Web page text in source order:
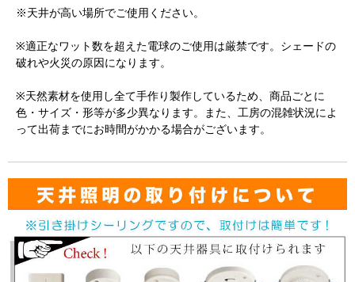
※天井が高い場所でご使用ください。
※適正なワット数を超えた電球のご使用は厳禁です。シェードの
破れや火災の原因になります。
※天然素材を使用し全て手作り製作しているため、商品ごとに
色・サイズ・形等が多少異なります。また、工房の混雑状況によ
って出荷までにお時間がかかる場合がございます。